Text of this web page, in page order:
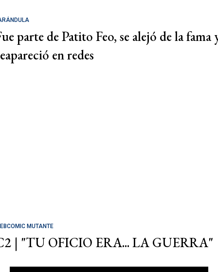
parte de Patito Feo, se alejó de la fama
en redes
MUTANTE
| "TU OFICIO ERA... LA GUERRA"